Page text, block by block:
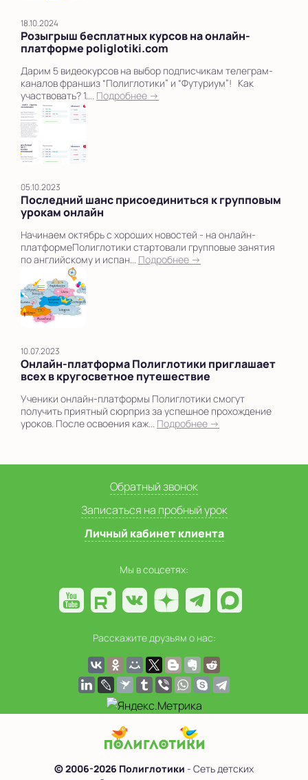
18.10.2024
Розыгрыш бесплатных курсов на онлайн-
платформе poliglotiki.com
Дарим 5 видеокурсов на выбор подписчикам телеграм-
каналов франшиз “Полиглотики” и “Футуриум”! Как
участвовать? 1.... Подробнее →
05.10.2023
Последний шанс присоединиться к групповым
урокам онлайн
Начинаем октябрь с хороших новостей - на онлайн-
платформеПолиглотики стартовали групповые занятия
по английскому и испан... Подробнее →
10.07.2023
Онлайн-платформа Полиглотики приглашает
всех в кругосветное путешествие
Ученики онлайн-платформы Полиглотики смогут
получить приятный сюрприз за успешное прохождение
уроков. После освоения каж... Подробнее →
Обратный звонок
Записаться на пробный урок
Личный кабинет клиента
Мы в соцсетях:
Расскажите друзьям о нас:
© 2006-2026 Полиглотики - Сеть детских